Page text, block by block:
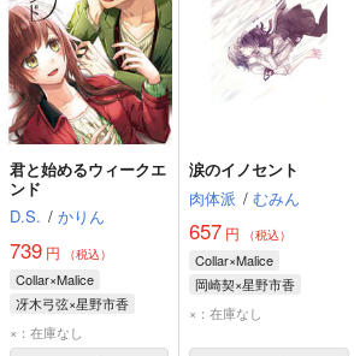
君と始めるウィークエ
ンド
D.S. / かりん
739 円 （税込）
Collar×Malice
冴木弓弦×星野市香
冴木弓弦
×：在庫なし
涙のイノセント
肉体派 / むみん
657 円 （税込）
Collar×Malice
岡崎契×星野市香
岡崎契
星野市香
×：在庫なし